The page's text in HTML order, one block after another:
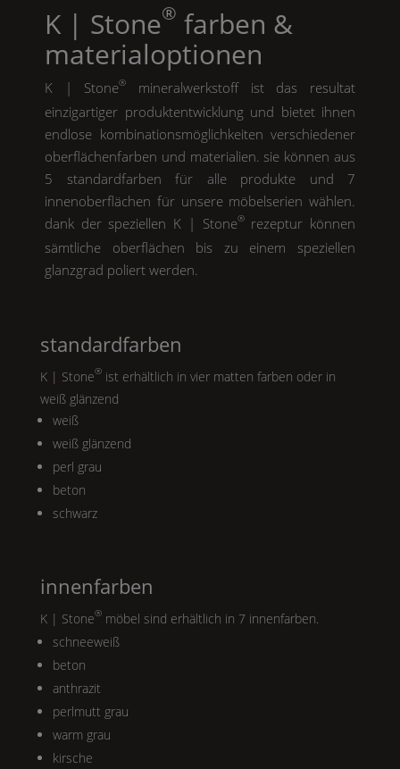
K | Stone® farben &
materialoptionen
K | Stone®
mineralwerkstoff ist das resultat
einzigartiger produktentwicklung und bietet ihnen
endlose kombinationsmöglichkeiten verschiedener
oberflächenfarben und materialien. sie können aus
5 standardfarben für alle produkte und 7
innenoberflächen für unsere möbelserien wählen.
dank der speziellen K | Stone®rezeptur können
sämtliche oberflächen bis zu einem speziellen
glanzgrad poliert werden.
standardfarben
K | Stone®ist erhältlich in vier matten farben oder in
weiß glänzend
weiß
weiß glänzend
perl grau
beton
schwarz
innenfarben
K | Stone®möbel sind erhältlich in 7 innenfarben.
schneeweiß
beton
anthrazit
perlmutt grau
warm grau
kirsche